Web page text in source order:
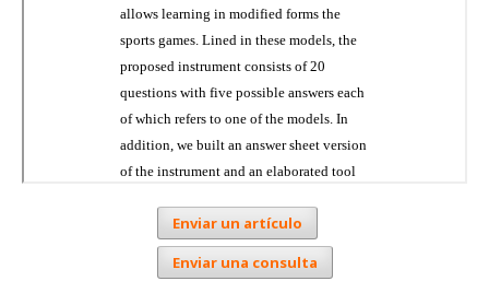
Enviar un artículo
Enviar una consulta